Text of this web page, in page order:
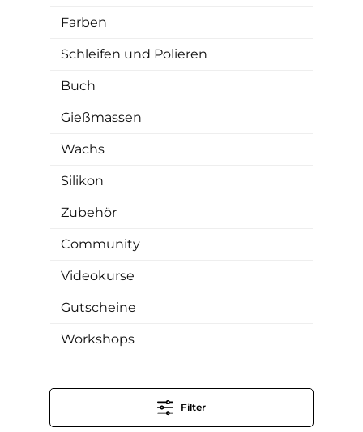
Farben
Schleifen und Polieren
Buch
Gießmassen
Wachs
Silikon
Zubehör
Community
Videokurse
Gutscheine
Workshops
Filter